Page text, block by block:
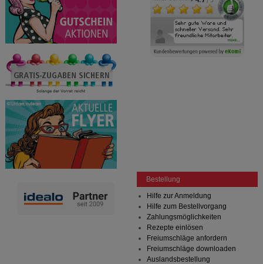
Bestellung
Hilfe zur Anmeldung
Hilfe zum Bestellvorgang
Zahlungsmöglichkeiten
Rezepte einlösen
Freiumschläge anfordern
Freiumschläge downloaden
Auslandsbestellung